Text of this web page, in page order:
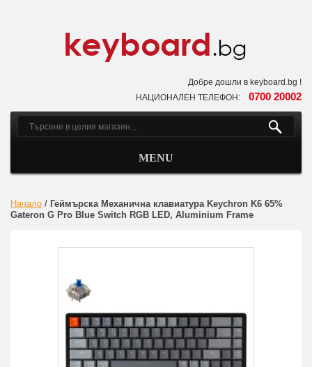
Добре дошли в keyboard.bg !
НАЦИОНАЛЕН ТЕЛЕФОН: 0700 20002
MENU
Начало / Геймърска Механична клавиатура Keychron K6 65%
Gateron G Pro Blue Switch RGB LED, Aluminium Frame